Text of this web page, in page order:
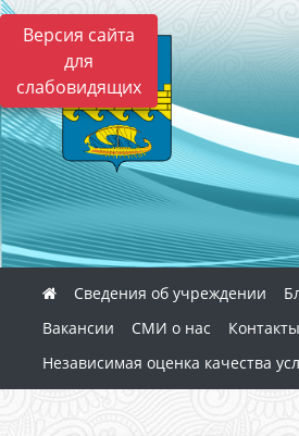
Версия сайта
для
слабовидящих
Сведения об учреждении
Вакансии
СМИ о нас Контакты
Независимая оценка качества